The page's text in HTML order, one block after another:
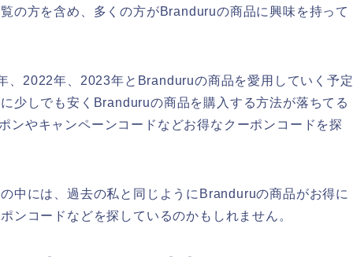
の方を含め、多くの方がBranduruの商品に興味を持って
、2022年、2023年とBranduruの商品を愛用していく予定
少しでも安くBranduruの商品を購入する方法が落ちてる
ンやキャンペーンコードなどお得なクーポンコードを探
中には、過去の私と同じようにBranduruの商品がお得に
ンコードなどを探しているのかもしれません。